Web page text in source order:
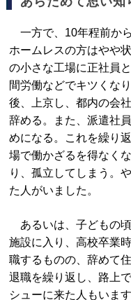
一方で、10年程前か
ホームレスの方はやや
の小さな工場に正社員
間労働などでキツくな
後、上京し、都内の会
辞める。また、派遣社
めになる。これを繰り
場で働かざるを得なく
り、孤立してしまう。
た人がいました。
あるいは、子どもの
施設に入り、高校卒業
職するものの、辞めて
退職を繰り返し、路上
シューに来た人もいます